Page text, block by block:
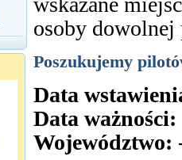
osoby dowolnej
Poszukujemy
Data
Data ważności:
Województwo: